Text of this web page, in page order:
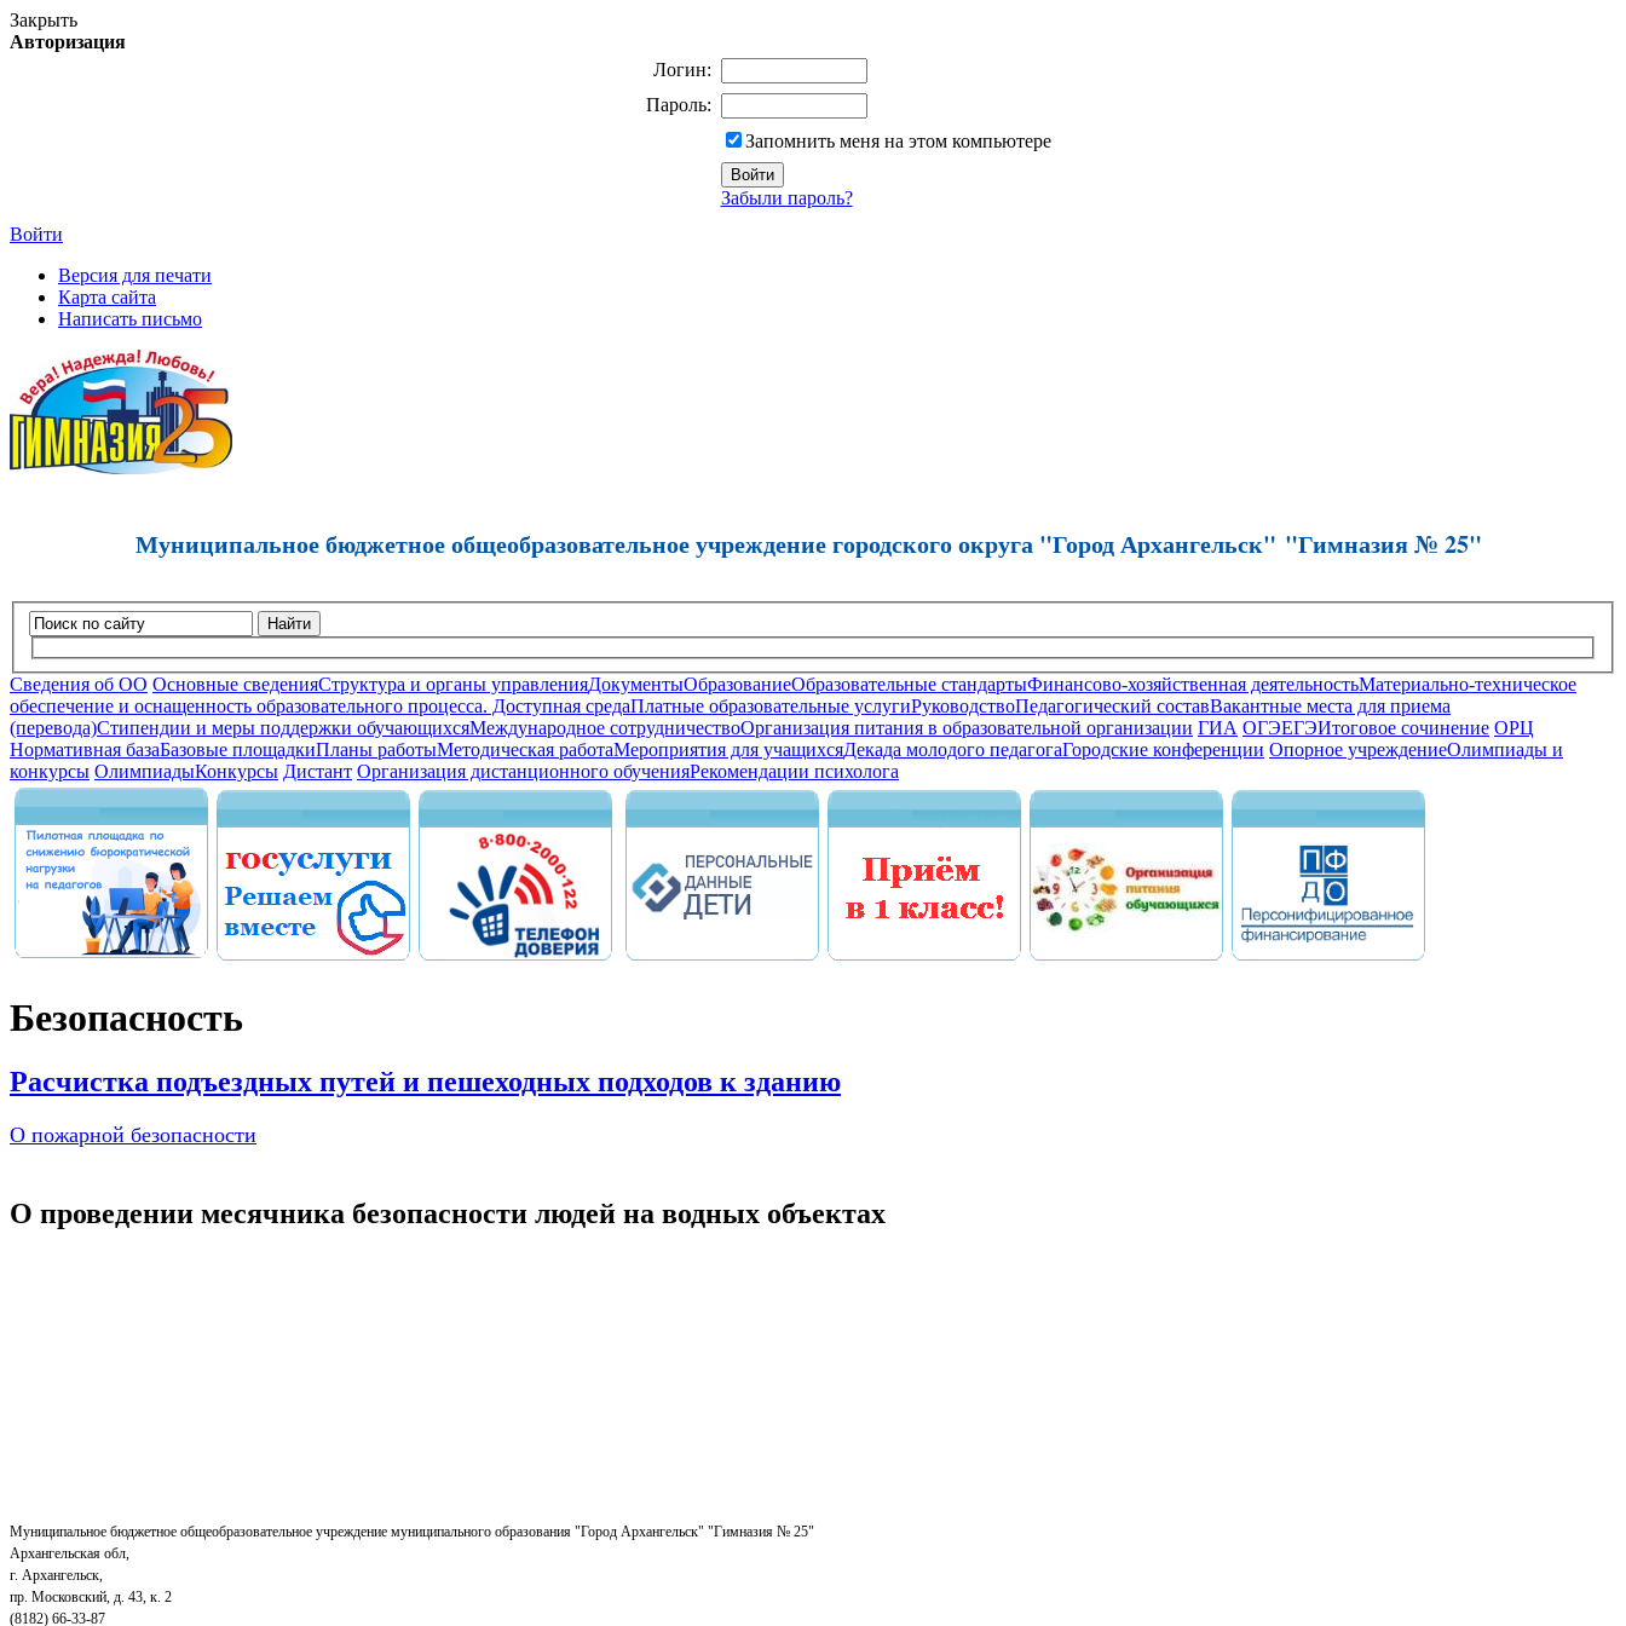
Закрыть
Авторизация
Логин:
Пароль:
Запомнить меня на этом компьютере
Забыли пароль?
Войти
Версия для печати
Карта сайта
Написать письмо
Муниципальное бюджетное общеобразовательное учреждение городского округа "Город Архангельск" "Гимназия № 25"
Найти
Сведения об ОО Основные сведенияСтруктура и органы управленияДокументыОбразованиеОбразовательные стандартыФинансово-хозяйственная деятельностьМатериально-техническое
обеспечение и оснащенность образовательного процесса. Доступная средаПлатные образовательные услугиРуководствоПедагогический составВакантные места для приема
(перевода)Стипендии и меры поддержки обучающихсяМеждународное сотрудничествоОрганизация питания в образовательной организации ГИА ОГЭЕГЭИтоговое сочинение ОРЦ
Нормативная базаБазовые площадкиПланы работыМетодическая работаМероприятия для учащихсяДекада молодого педагогаГородские конференции Опорное учреждениеОлимпиады и
конкурсы ОлимпиадыКонкурсы Дистант Организация дистанционного обученияРекомендации психолога
Безопасность
Расчистка подъездных путей и пешеходных подходов к зданию
О пожарной безопасности
О проведении месячника безопасности людей на водных объектах
Муниципальное бюджетное общеобразовательное учреждение муниципального образования "Город Архангельск" "Гимназия № 25"
Архангельская обл,
г. Архангельск,
пр. Московский, д. 43, к. 2
(8182) 66-33-87